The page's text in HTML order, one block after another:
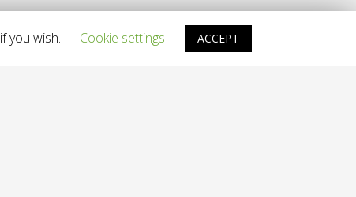
you wish. Cookie settings ACCEPT